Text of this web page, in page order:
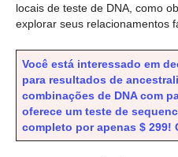
locais de teste de DNA, como
explorar seus relacionamentos
Você está interessado em
para resultados de
combinações de DNA com
oferece um teste de
completo por apenas $ 299!